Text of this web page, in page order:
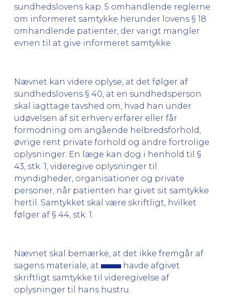
sundhedslovens kap. 5 omhandlende reglerne
om informeret samtykke herunder lovens § 18
omhandlende patienter, der varigt mangler
evnen til at give informeret samtykke.
Nævnet kan videre oplyse, at det følger af
sundhedslovens § 40, at en sundhedsperson
skal iagttage tavshed om, hvad han under
udøvelsen af sit erhverv erfarer eller får
formodning om angående helbredsforhold,
øvrige rent private forhold og andre fortrolige
oplysninger. En læge kan dog i henhold til §
43, stk. 1, videregive oplysninger til
myndigheder, organisationer og private
personer, når patienten har givet sit samtykke
hertil. Samtykket skal være skriftligt, hvilket
følger af § 44, stk. 1.
Nævnet skal bemærke, at det ikke fremgår af
sagens materiale, at
havde afgivet
skriftligt samtykke til videregivelse af
oplysninger til hans hustru.